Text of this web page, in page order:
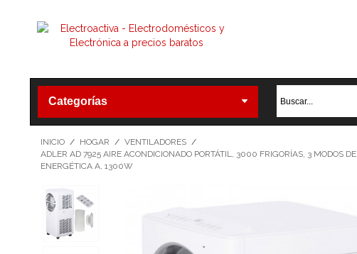
Categorías
INICIO / HOGAR / VENTILADORES /
ADLER AD 7925 AIRE ACONDICIONADO PORTÁTIL, 3000 FRIGORÍAS, 3 MODOS
ENERGÉTICA A, 1300W